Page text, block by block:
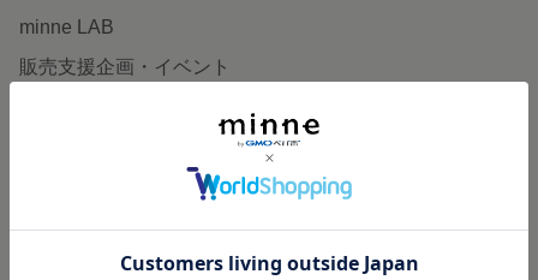
minne LAB
販売支援企画・イベント
minneとものづくりと